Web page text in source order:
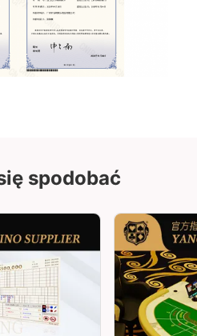
spodobać